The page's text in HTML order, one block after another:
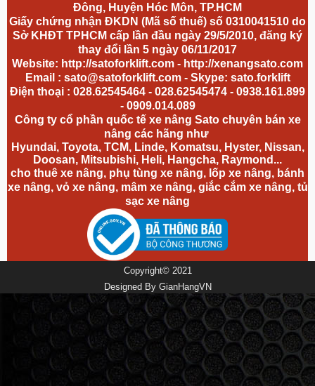
Đông, Huyện Hóc Môn, TP.HCM
Giấy chứng nhận ĐKDN (Mã số thuế) số 0310041510 do
Sở KHĐT TPHCM cấp lần đầu ngày 29/5/2010, đăng ký
thay đổi lần 5 ngày 06/11/2017
Website: http://satoforklift.com - http://xenangsato.com
Email : sato@satoforklift.com- Skype: sato.forklift
Điện thoại : 028.62545464 - 028.62545474 - 0938.161.899
- 0909.014.089
Công ty cổ phần quốc tế xe nâng Sato chuyên bán xe
nâng các hãng như
Hyundai, Toyota, TCM, Linde, Komatsu, Hyster, Nissan,
Doosan, Mitsubishi, Heli, Hangcha, Raymond...
cho thuê xe nâng, phụ tùng xe nâng, lốp xe nâng, bánh
xe nâng, vỏ xe nâng, mâm xe nâng, giắc cắm xe nâng, tủ
sạc xe nâng
Copyright© 2021
Designed By GianHangVN